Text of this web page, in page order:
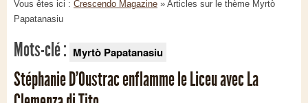
Vous êtes ici : Crescendo Magazine » Articles sur le thème Myrtò
Papatanasiu
Mots-clé : Myrtò Papatanasiu
Stéphanie D'Oustrac enflamme le Liceu avec La